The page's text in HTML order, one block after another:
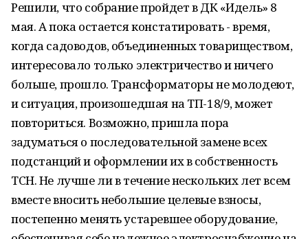
Решили, что собрание пройдет в ДК «Идель» 8
мая. А пока остается констатировать - время,
когда садоводов, объединенных товариществом,
интересовало только электричество и ничего
больше, прошло. Трансформаторы не молодеют,
и ситуация, произошедшая на ТП-18/9, может
повториться. Возможно, пришла пора
задуматься о последовательной замене всех
подстанций и оформлении их в собственность
ТСН. Не лучше ли в течение нескольких лет всем
вместе вносить небольшие целевые взносы,
постепенно менять устаревшее оборудование,